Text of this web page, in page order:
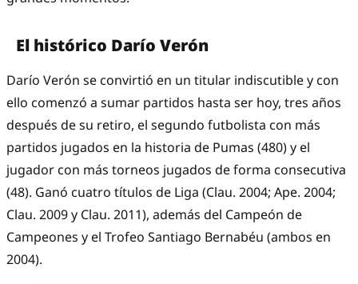
El histórico Darío Verón
Darío Verón se convirtió en un titular indiscutible y con
ello comenzó a sumar partidos hasta ser hoy, tres años
después de su retiro, el segundo futbolista con más
partidos jugados en la historia de Pumas (480) y el
jugador con más torneos jugados de forma consecutiva
(48). Ganó cuatro títulos de Liga (Clau. 2004; Ape. 2004;
Clau. 2009 y Clau. 2011), además del Campeón de
Campeones y el Trofeo Santiago Bernabéu (ambos en
2004).